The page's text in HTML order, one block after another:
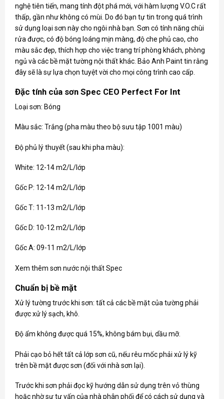
nghệ tiên tiến, mang tính đột phá mới, với hàm lượng V.O.C rất
thấp, gần như không có mùi. Do đó bạn tự tin trong quá trình
sử dụng loại sơn này cho ngôi nhà bạn. Sơn có tính năng chùi
rửa được, có độ bóng loáng mịn màng, độ che phủ cao, cho
màu sắc đẹp, thích hợp cho việc trang trí phòng khách, phòng
ngủ và các bề mặt tường nội thất khác. Bảo Anh Paint tin rằng
đây sẽ là sự lựa chọn tuyệt vời cho mọi công trình cao cấp.
Đặc tính của sơn Spec CEO Perfect For Int
Loại sơn: Bóng
Màu sắc: Trắng (pha màu theo bộ sưu tập 1001 màu)
Độ phủ lý thuyết (sau khi pha màu):
White: 12-14 m2/L/lớp
Gốc P: 12-14 m2/L/lớp
Gốc T: 11-13 m2/L/lớp
Gốc D: 10-12 m2/L/lớp
Gốc A: 09-11 m2/L/lớp
Xem thêm sơn nước nội thất Spec
Chuẩn bị bề mặt
Xử lý tường trước khi sơn: tất cả các bề mặt của tường phải
được xử lý sạch, khô.
Độ ẩm không được quá 15%, không bám bụi, dầu mỡ.
Phải cạo bỏ hết tất cả lớp sơn cũ, nếu rêu mốc phải xử lý kỹ
trên bề mặt được sơn (đối với nhà sơn lại).
Trước khi sơn phải đọc kỹ hướng dẫn sử dụng trên vỏ thùng
hoặc nhờ sự tư vấn của nhà phân phối để có cách sử dụng và